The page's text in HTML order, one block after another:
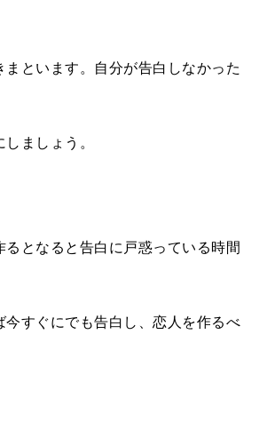
といます。自分が告白しなかった
ましょう。
となると告白に戸惑っている時間
すぐにでも告白し、恋人を作るべ